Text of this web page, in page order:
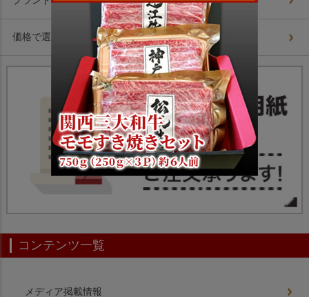
価格で選ぶ
コンテンツ一覧
メディア掲載情報